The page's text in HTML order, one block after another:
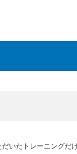
いたトレーニングだ